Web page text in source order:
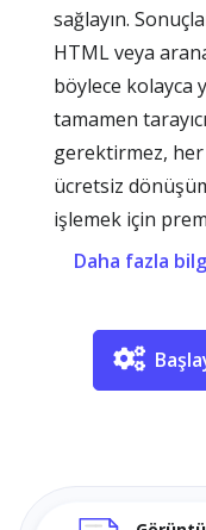
sağlayın.
HTML veya
böylece kolayca
tamamen
gerektirmez,
ücretsiz
işlemek için
Daha fazla